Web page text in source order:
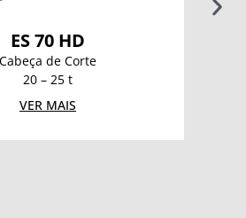
ES 70 HD
Cabeça de Corte
20 – 25 t
VER MAIS